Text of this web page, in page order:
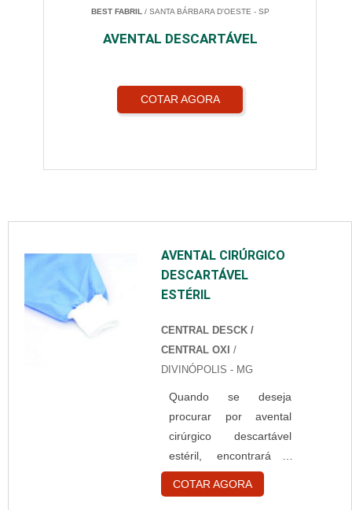
BEST FABRIL / SANTA BÁRBARA D'OESTE - SP
AVENTAL DESCARTÁVEL
COTAR AGORA
AVENTAL CIRÚRGICO
DESCARTÁVEL
ESTÉRIL
CENTRAL DESCK /
CENTRAL OXI /
DIVINÓPOLIS - MG
Quando se deseja
procurar por avental
cirúrgico descartável
estéril, encontrará a
empresa que é líder do
mercado. Elaborando
COTAR AGORA